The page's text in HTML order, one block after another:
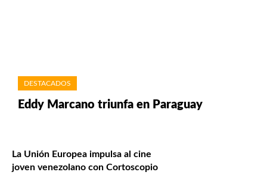
DESTACADOS
Eddy Marcano triunfa en Paraguay
La Unión Europea impulsa al cine
joven venezolano con Cortoscopio